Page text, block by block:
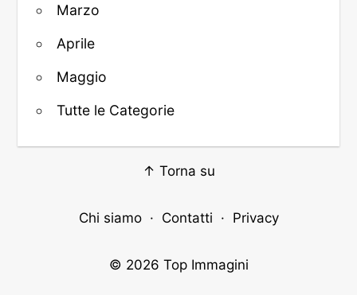
Marzo
Aprile
Maggio
Tutte le Categorie
↑ Torna su
Chi siamo· Contatti · Privacy
© 2026 Top Immagini